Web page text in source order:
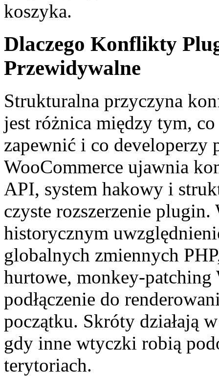
koszyka.
Dlaczego Konflikty
Przewidywalne
Strukturalna przyczyna
jest różnica między tym,
zapewnić i co developerzy
WooCommerce ujawnia
API, system hakowy i
czyste rozszerzenie
historycznym
globalnych zmiennych
hurtowe, monkey-patching
podłączenie do
początku. Skróty działają
gdy inne wtyczki robią
terytoriach.